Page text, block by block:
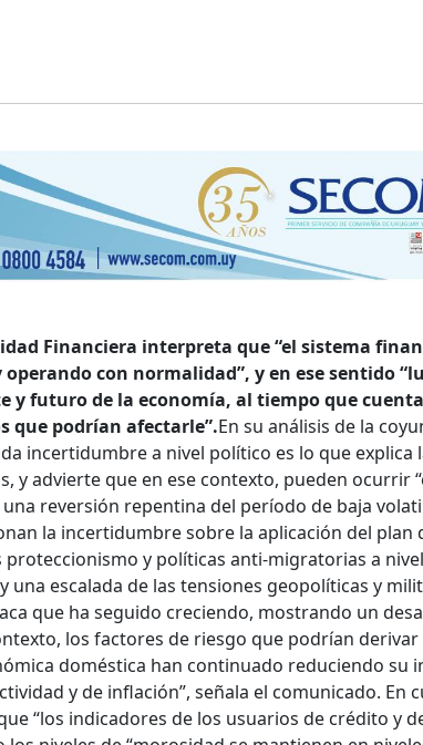
Financiera interpreta que “el sistema
con normalidad”, y en ese sentido
y futuro de la economía, al tiempo que
que podrían afectarle”.En su análisis de la
incertidumbre a nivel político es lo que explica
y advierte que en ese contexto, pueden ocurrir
reversión repentina del período de baja
la incertidumbre sobre la aplicación del plan
proteccionismo y políticas anti-migratorias a
una escalada de las tensiones geopolíticas y
que ha seguido creciendo, mostrando un
los factores de riesgo que podrían
doméstica han continuado reduciendo su
y de inflación”, señala el comunicado. En
“los indicadores de los usuarios de crédito y